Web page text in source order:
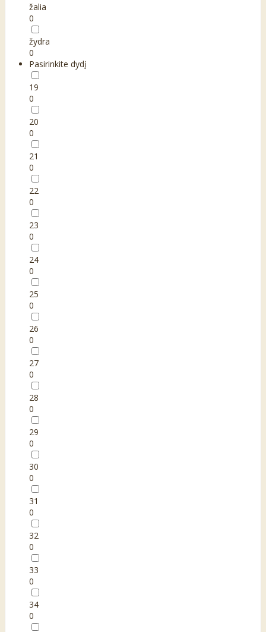
žalia
0
žydra
0
Pasirinkite dydį
19
0
20
0
21
0
22
0
23
0
24
0
25
0
26
0
27
0
28
0
29
0
30
0
31
0
32
0
33
0
34
0